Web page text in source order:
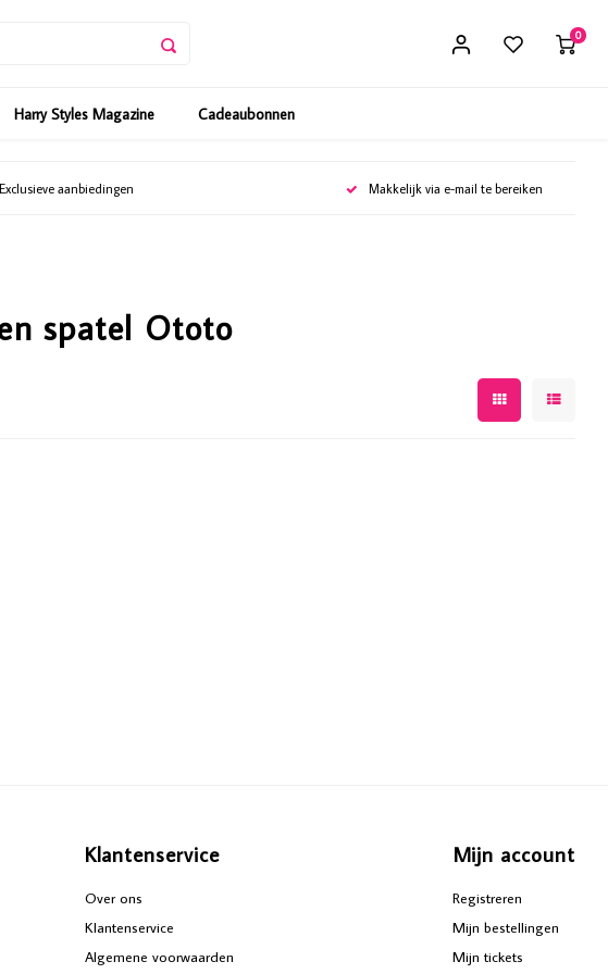
0
Harry Styles Magazine Cadeaubonnen
Exclusieve aanbiedingen Makkelijk via e-mail te bereiken
spatel Ototo
Klantenservice
Over ons
Klantenservice
Algemene voorwaarden
Mijn account
Registreren
Mijn bestellingen
Mijn tickets